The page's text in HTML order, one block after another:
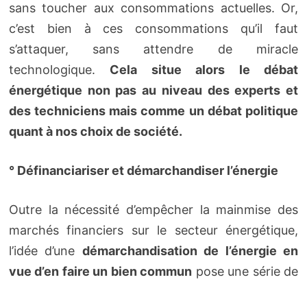
sans toucher aux consommations actuelles. Or,
c’est bien à ces consommations qu’il faut
s’attaquer, sans attendre de miracle
technologique. Cela situe alors le débat
énergétique non pas au niveau des experts et
des techniciens mais comme un débat politique
quant à nos choix de société.
° Définanciariser et démarchandiser l’énergie
Outre la nécessité d’empêcher la mainmise des
marchés financiers sur le secteur énergétique,
l’idée d’une démarchandisation de l’énergie en
vue d’en faire un bien commun pose une série de